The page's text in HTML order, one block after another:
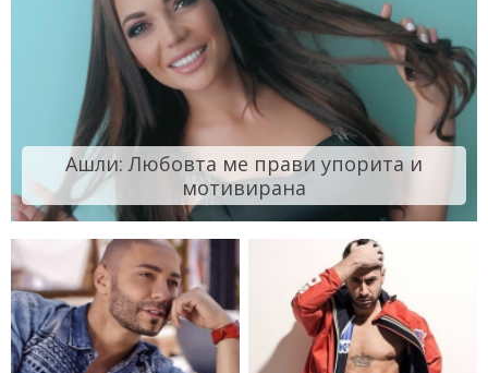
Ашли: Любовта ме прави упорита и
мотивирана